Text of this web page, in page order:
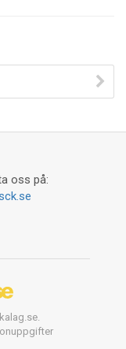
oss på: